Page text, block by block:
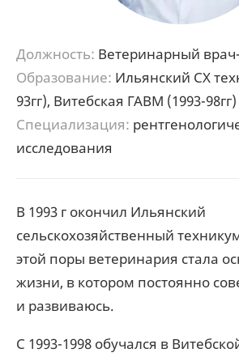
Должность: Ветеринарный
Образование: Ильянский СХ
93гг), Витебская ГАВМ (1993-98гг)
Специализация:
исследования
В 1993 г окончил Ильянский
сельскохозяйственный
этой поры ветеринария стала
жизни, в котором постоянно
и развиваюсь.
С 1993-1998 обучался в